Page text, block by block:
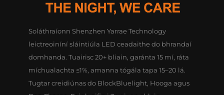
Soláthraíonn Shenzhen Yarrae Technology
leictreoiníní sláintiúla LED ceadaithe do bhrandaí
domhanda. Tuairisc 20+ bliain, garánta 15 mí, ráta
míchualachta ≤1%, amanna tógála tapa 15–20 lá.
Tugtar creidiúnas do BlockBluelight, Hooga agus